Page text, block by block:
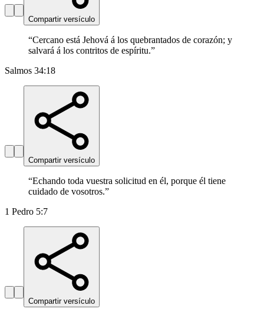
Compartir versículo
“Cercano está Jehová á los quebrantados de corazón; y
salvará á los contritos de espíritu.”
Salmos 34:18
Compartir versículo
“Echando toda vuestra solicitud en él, porque él tiene
cuidado de vosotros.”
1 Pedro 5:7
Compartir versículo